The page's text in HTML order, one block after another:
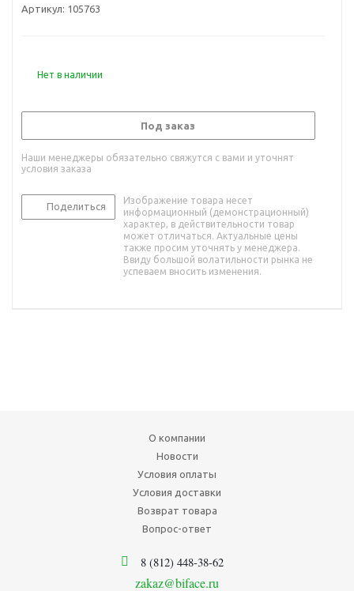
Артикул: 105763
Нет в наличии
Под заказ
Наши менеджеры обязательно свяжутся с вами и уточнят
условия заказа
Поделиться
Изображение товара несет
информационный (демонстрационный)
характер, в действительности товар
может отличаться. Актуальные цены
также просим уточнять у менеджера.
Ввиду большой волатильности рынка не
успеваем вносить изменения.
О компании
Новости
Условия оплаты
Условия доставки
Возврат товара
Вопрос-ответ
8 (812) 448-38-62
zakaz@biface.ru